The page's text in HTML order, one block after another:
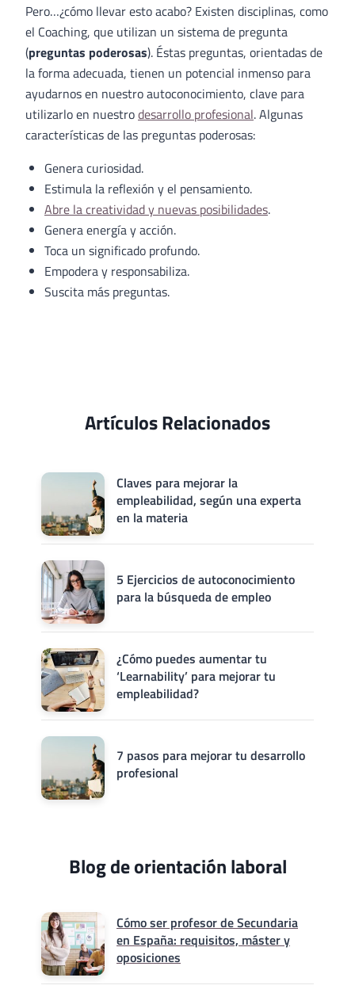
Pero…¿cómo llevar esto acabo? Existen disciplinas, como
el Coaching, que utilizan un sistema de pregunta
(preguntas poderosas). Éstas preguntas, orientadas de
la forma adecuada, tienen un potencial inmenso para
ayudarnos en nuestro autoconocimiento, clave para
utilizarlo en nuestrodesarrollo profesional. Algunas
características de las preguntas poderosas:
Genera curiosidad.
Estimula la reflexión y el pensamiento.
Abre la creatividad y nuevas posibilidades.
Genera energía y acción.
Toca un significado profundo.
Empodera y responsabiliza.
Suscita más preguntas.
Artículos Relacionados
Claves para mejorar la
empleabilidad, según una experta
en la materia
5 Ejercicios de autoconocimiento
para la búsqueda de empleo
¿Cómo puedes aumentar tu
‘Learnability’ para mejorar tu
empleabilidad?
7 pasos para mejorar tu desarrollo
profesional
Blog de orientación laboral
Cómo ser profesor de Secundaria
en España: requisitos, máster y
oposiciones